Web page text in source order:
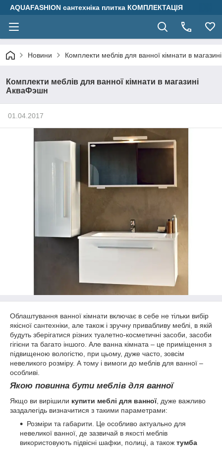
AQUAFASHION сантехніка плитка КОМПЛЕКТАЦІЯ
Новини Комплекти меблів для ванної кімнати в
Комплекти меблів для ванної кімнати в магазині
АкваФэшн
01.04.2017
Облаштування ванної кімнати включає в себе не тільки вибір
якісної сантехніки, але також і зручну привабливу меблі, в якій
будуть зберігатися різних туалетно-косметичні засоби, засоби
гігієни та багато іншого. Але ванна кімната – це приміщення з
підвищеною вологістю, при цьому, дуже часто, зовсім
невеликого розміру. А тому і вимоги до меблів для ванної –
особливі.
Якою повинна бути меблів для ванної
Якщо ви вирішили купити меблі для ванної, дуже важливо
заздалегідь визначитися з такими параметрами:
Розміри та габарити. Це особливо актуально для
невеликої ванної, де зазвичай в якості меблів
використовують підвісні шафки, полиці, а також тумба